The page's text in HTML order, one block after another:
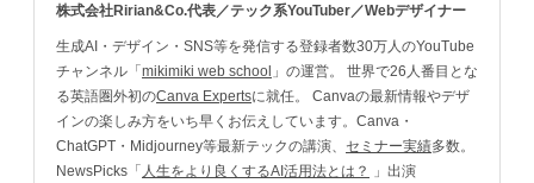
株式会社Ririan&Co.代表／テック系YouTuber／Webデザイナー
生成AI・デザイン・SNS等を発信する登録者数30万人のYouTube
チャンネル「mikimiki web school 」の運営。 世界で26人番目とな
る英語圏外初のCanva Expertsに就任。 Canvaの最新情報やデザ
インの楽しみ方をいち早くお伝えしています。Canva・
ChatGPT・Midjourney等最新テックの講演、 セミナー実績多数。
NewsPicks「 人生をより良くするAI活用法とは？ 」出演